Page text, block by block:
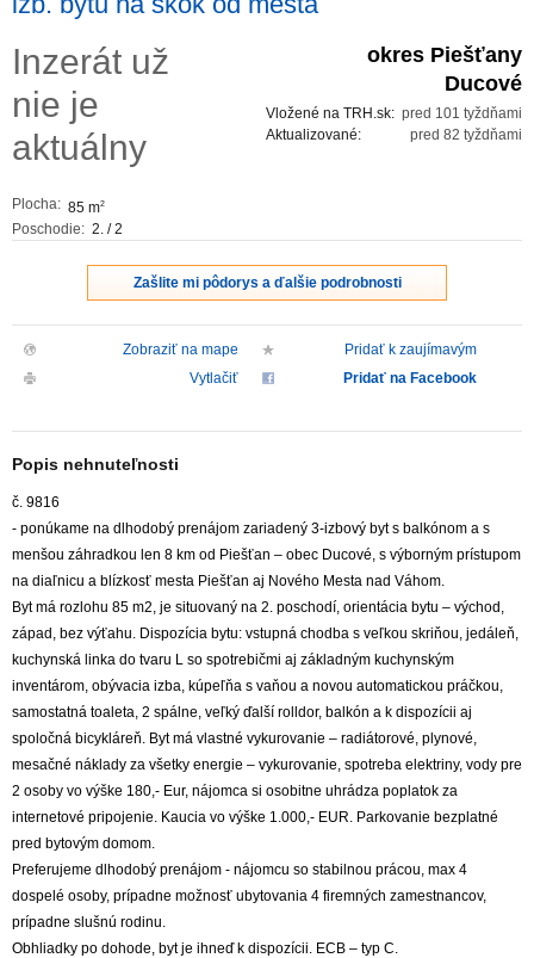
REKLAMA
PARTNERI
Inzerát už
nie je
aktuálny
Plocha: 85 m2
Poschodie: 2. / 2
okres Piešťany
Ducové
pred 101 tyždňami
Vložené na TRH.sk:
pred 82 tyždňami
Aktualizované:
Zašlite mi pôdorys a ďalšie podrobnosti
Zobraziť na mape
Pridať k zaujímavým
Vytlačiť
Pridať na Facebook
Popis nehnuteľnosti
č. 9816
- ponúkame na dlhodobý prenájom zariadený 3-izbový byt s balkónom a s
menšou záhradkou len 8 km od Piešťan – obec Ducové, s výborným prístupom
na diaľnicu a blízkosť mesta Piešťan aj Nového Mesta nad Váhom.
Byt má rozlohu 85 m2, je situovaný na 2. poschodí, orientácia bytu – východ,
západ, bez výťahu. Dispozícia bytu: vstupná chodba s veľkou skriňou, jedáleň,
kuchynská linka do tvaru L so spotrebičmi aj základným kuchynským
inventárom, obývacia izba, kúpeľňa s vaňou a novou automatickou práčkou,
samostatná toaleta, 2 spálne, veľký ďalší rolldor, balkón a k dispozícii aj
spoločná bicykláreň. Byt má vlastné vykurovanie – radiátorové, plynové,
mesačné náklady za všetky energie – vykurovanie, spotreba elektriny, vody pre
2 osoby vo výške 180,- Eur, nájomca si osobitne uhrádza poplatok za
internetové pripojenie. Kaucia vo výške 1.000,- EUR. Parkovanie bezplatné
pred bytovým domom.
Preferujeme dlhodobý prenájom - nájomcu so stabilnou prácou, max 4
dospelé osoby, prípadne možnosť ubytovania 4 firemných zamestnancov,
prípadne slušnú rodinu.
Obhliadky po dohode, byt je ihneď k dispozícii. ECB – typ C.